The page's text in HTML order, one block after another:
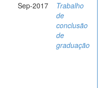
Sep-2017
Trabalho
de
conclusão
de
graduação